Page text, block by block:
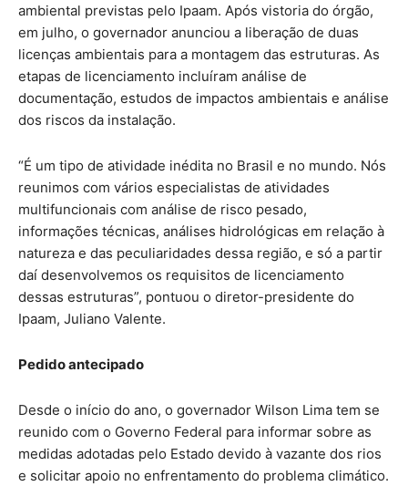
ambiental previstas pelo Ipaam. Após vistoria do órgão,
em julho, o governador anunciou a liberação de duas
licenças ambientais para a montagem das estruturas. As
etapas de licenciamento incluíram análise de
documentação, estudos de impactos ambientais e análise
dos riscos da instalação.
“É um tipo de atividade inédita no Brasil e no mundo. Nós
reunimos com vários especialistas de atividades
multifuncionais com análise de risco pesado,
informações técnicas, análises hidrológicas em relação à
natureza e das peculiaridades dessa região, e só a partir
daí desenvolvemos os requisitos de licenciamento
dessas estruturas”, pontuou o diretor-presidente do
Ipaam, Juliano Valente.
Pedido antecipado
Desde o início do ano, o governador Wilson Lima tem se
reunido com o Governo Federal para informar sobre as
medidas adotadas pelo Estado devido à vazante dos rios
e solicitar apoio no enfrentamento do problema climático.